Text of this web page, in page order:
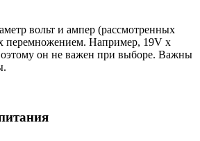
вольт и ампер (рассмотренных
перемножением. Например, 19V x
он не важен при выборе. Важны